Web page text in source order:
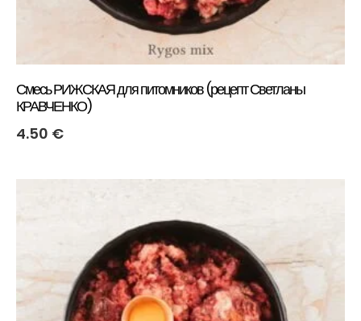
Смесь РИЖСКАЯ для питомников (рецепт Светланы
КРАВЧЕНКО)
4.50 €